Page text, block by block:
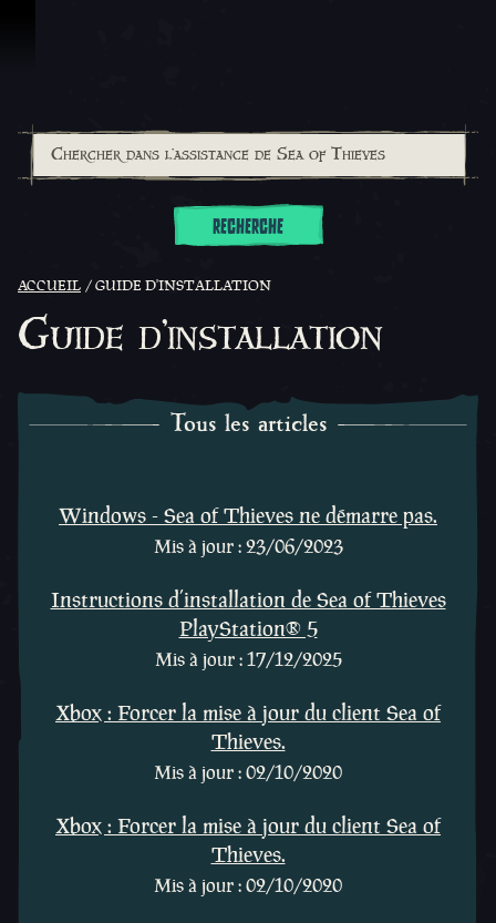
RECHERCHE
ACCUEIL GUIDE D'INSTALLATION
Guide d'installation
Tous les articles
Windows - Sea of Thieves ne démarre pas.
Mis à jour : 23/06/2023
Instructions d’installation de Sea of Thieves
PlayStation® 5
Mis à jour : 17/12/2025
Xbox : Forcer la mise à jour du client Sea of
Thieves.
Mis à jour : 02/10/2020
Xbox : Forcer la mise à jour du client Sea of
Thieves.
Mis à jour : 02/10/2020